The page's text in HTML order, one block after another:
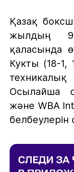
Қазақ
жылдың 9
қаласында
Кукты (18-
Осылайша
және WBA
белбеулерін